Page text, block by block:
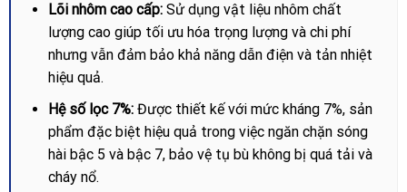
Lõi nhôm cao cấp:Sử dụng vật liệu nhôm chất
lượng cao giúp tối ưu hóa trọng lượng và chi phí
nhưng vẫn đảm bảo khả năng dẫn điện và tản nhiệt
hiệu quả.
Hệ số lọc 7%:Được thiết kế với mức kháng 7%, sản
phẩm đặc biệt hiệu quả trong việc ngăn chặn sóng
hài bậc 5 và bậc 7, bảo vệ tụ bù không bị quá tải và
cháy nổ.